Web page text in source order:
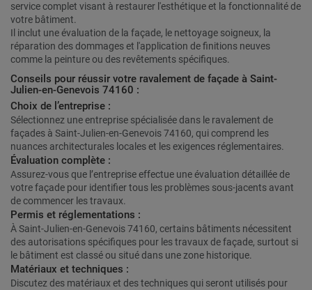
service complet visant à restaurer l'esthétique et la fonctionnalité de
votre bâtiment.
Il inclut une évaluation de la façade, le nettoyage soigneux, la
réparation des dommages et l'application de finitions neuves
comme la peinture ou des revêtements spécifiques.
Conseils pour réussir votre ravalement de façade à Saint-
Julien-en-Genevois 74160 :
Choix de l’entreprise :
Sélectionnez une entreprise spécialisée dans le ravalement de
façades à Saint-Julien-en-Genevois 74160, qui comprend les
nuances architecturales locales et les exigences réglementaires.
Évaluation complète :
Assurez-vous que l’entreprise effectue une évaluation détaillée de
votre façade pour identifier tous les problèmes sous-jacents avant
de commencer les travaux.
Permis et réglementations :
À Saint-Julien-en-Genevois 74160, certains bâtiments nécessitent
des autorisations spécifiques pour les travaux de façade, surtout si
le bâtiment est classé ou situé dans une zone historique.
Matériaux et techniques :
Discutez des matériaux et des techniques qui seront utilisés pour